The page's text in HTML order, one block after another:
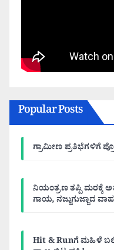
Popular Posts
ಗ್ರಾಮೀಣ ಪ್ರತಿಭೆಗಳಿಗೆ
ನಿಯಂತ್ರಣ ತಪ್ಪಿ ಮರಕ್ಕೆ
ಗಾಯ, ನಜ್ಜುಗುಜ್ಜಾದ
Hit & Runಗೆ ಮಹಿಳೆ